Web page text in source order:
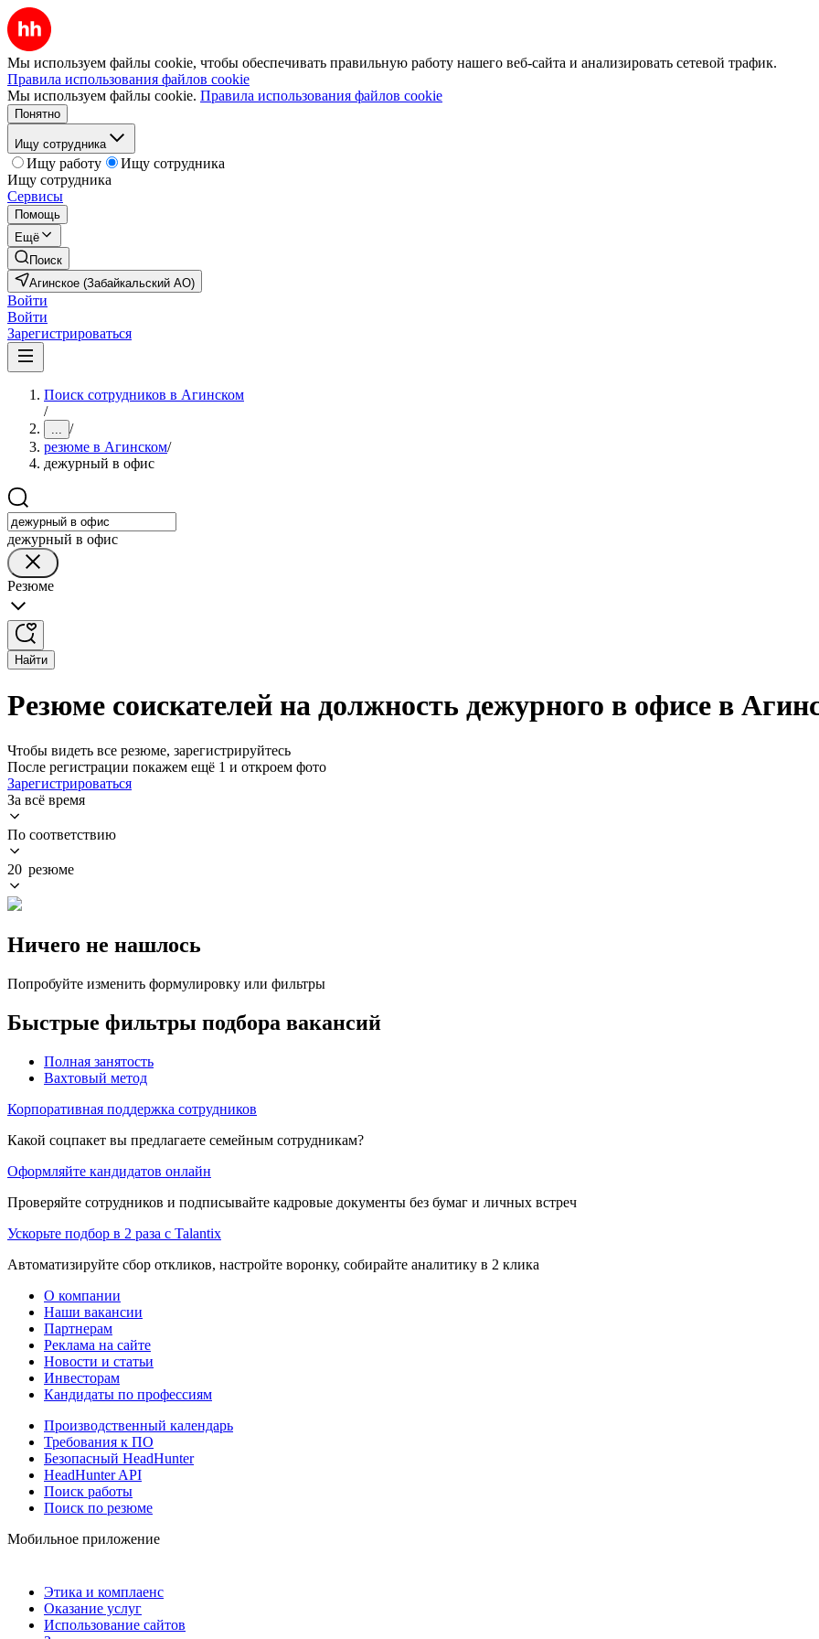
Мы используем файлы cookie, чтобы обеспечивать правильную работу нашего веб-сайта и анализировать сетевой трафик.
Правила использования файлов cookie
Мы используем файлы cookie. Правила использования файлов cookie
Понятно
Ищу сотрудника
Ищу работу
Ищу сотрудника
Ищу сотрудника
Сервисы
Помощь
Ещё
Поиск
Агинское (Забайкальский АО)
Войти
Войти
Зарегистрироваться
Поиск сотрудников в Агинском
/
... /
резюме в Агинском/
дежурный в офис
дежурный в офис
Резюме
Найти
Резюме соискателей на должность дежурного в офисе в
Чтобы видеть все резюме, зарегистрируйтесь
После регистрации покажем ещё 1 и откроем фото
Зарегистрироваться
За всё время
По соответствию
20 резюме
Ничего не нашлось
Попробуйте изменить формулировку или фильтры
Быстрые фильтры подбора вакансий
Полная занятость
Вахтовый метод
Корпоративная поддержка сотрудников
Какой соцпакет вы предлагаете семейным сотрудникам?
Оформляйте кандидатов онлайн
Проверяйте сотрудников и подписывайте кадровые документы без бумаг и личных встреч
Ускорьте подбор в 2 раза с Talantix
Автоматизируйте сбор откликов, настройте воронку, собирайте аналитику в 2 клика
О компании
Наши вакансии
Партнерам
Реклама на сайте
Новости и статьи
Инвесторам
Кандидаты по профессиям
Производственный календарь
Требования к ПО
Безопасный HeadHunter
HeadHunter API
Поиск работы
Поиск по резюме
Мобильное приложение
Этика и комплаенс
Оказание услуг
Использование сайтов